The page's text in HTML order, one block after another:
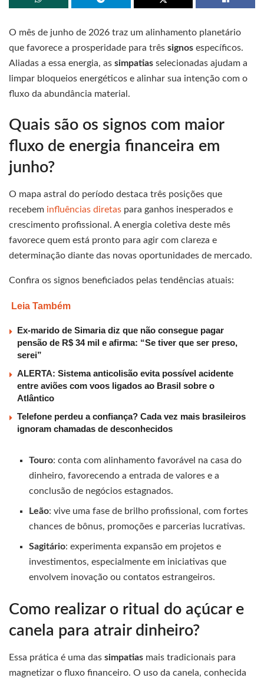
O mês de junho de 2026 traz um alinhamento planetário
que favorece a prosperidade para três signos específicos.
Aliadas a essa energia, as simpatias selecionadas ajudam a
limpar bloqueios energéticos e alinhar sua intenção com o
fluxo da abundância material.
Quais são os signos com maior
fluxo de energia financeira em
junho?
O mapa astral do período destaca três posições que
recebem influências diretas para ganhos inesperados e
crescimento profissional. A energia coletiva deste mês
favorece quem está pronto para agir com clareza e
determinação diante das novas oportunidades de mercado.
Confira os signos beneficiados pelas tendências atuais:
Leia Também
Ex-marido de Simaria diz que não consegue pagar
pensão de R$ 34 mil e afirma: “Se tiver que ser preso,
serei”
ALERTA: Sistema anticolisão evita possível acidente
entre aviões com voos ligados ao Brasil sobre o
Atlântico
Telefone perdeu a confiança? Cada vez mais brasileiros
ignoram chamadas de desconhecidos
Touro: conta com alinhamento favorável na casa do
dinheiro, favorecendo a entrada de valores e a
conclusão de negócios estagnados.
Leão: vive uma fase de brilho profissional, com fortes
chances de bônus, promoções e parcerias lucrativas.
Sagitário: experimenta expansão em projetos e
investimentos, especialmente em iniciativas que
envolvem inovação ou contatos estrangeiros.
Como realizar o ritual do açúcar e
canela para atrair dinheiro?
Essa prática é uma das simpatias mais tradicionais para
magnetizar o fluxo financeiro. O uso da canela, conhecida